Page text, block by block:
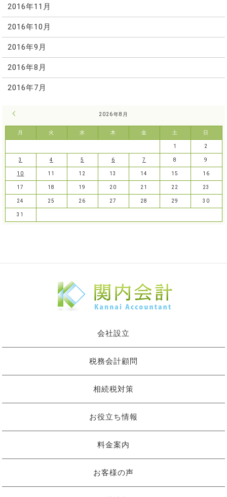
2016年11月
2016年10月
2016年9月
2016年8月
2016年7月
2026年8月
月 火 水 木 金 土 日
1 2
3 4 5 6 7 8 9
10 11 12 13 14 15 16
17 18 19 20 21 22 23
24 25 26 27 28 29 30
31
会社設立
税務会計顧問
相続税対策
お役立ち情報
料金案内
お客様の声